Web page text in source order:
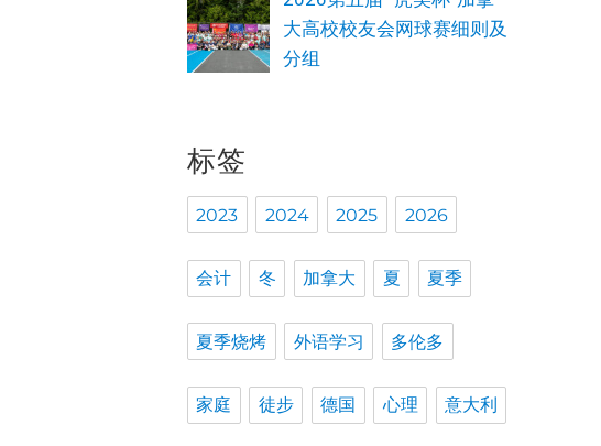
大高校校友会网球赛细则及
分组
标签
2023 2024 2025 2026
会计 冬 加拿大 夏 夏季
夏季烧烤 外语学习 多伦多
家庭 徒步 德国 心理 意大利